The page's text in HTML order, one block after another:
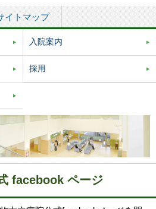
イトマップ
入院案内
採用
facebook ページ